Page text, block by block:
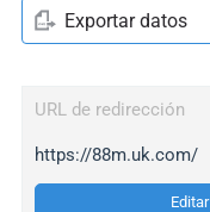
Exportar datos
URL de redirección
https://88m.uk.com/